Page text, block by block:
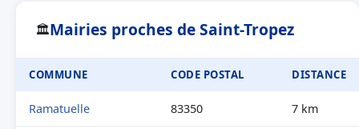
🏛Mairies proches de Saint-Tropez
COMMUNE CODE POSTAL DISTANCE
Ramatuelle 83350 7 km